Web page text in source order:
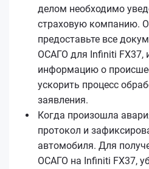
делом необходимо
страховую компанию.
предоставьте все
ОСАГО для Infiniti FX37,
информацию о
ускорить процесс
заявления.
Когда произошла
протокол и
автомобиля. Для
ОСАГО на Infiniti FX37,